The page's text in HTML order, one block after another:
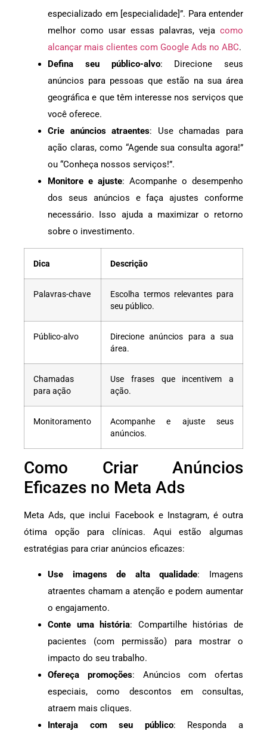
especializado em [especialidade]”. Para entender
melhor como usar essas palavras, veja como
alcançar mais clientes com Google Ads no ABC.
Defina seu público-alvo: Direcione seus
anúncios para pessoas que estão na sua área
geográfica e que têm interesse nos serviços que
você oferece.
Crie anúncios atraentes: Use chamadas para
ação claras, como “Agende sua consulta agora!”
ou “Conheça nossos serviços!”.
Monitore e ajuste: Acompanhe o desempenho
dos seus anúncios e faça ajustes conforme
necessário. Isso ajuda a maximizar o retorno
sobre o investimento.
Dica Descrição
Palavras-chave
Escolha termos relevantes para
seu público.
Público-alvo
Direcione anúncios para a sua
área.
Chamadas
para ação
Use frases que incentivem a
ação.
Monitoramento
Acompanhe e ajuste seus
anúncios.
Como Criar Anúncios
Eficazes no Meta Ads
Meta Ads, que inclui Facebook e Instagram, é outra
ótima opção para clínicas. Aqui estão algumas
estratégias para criar anúncios eficazes:
Use imagens de alta qualidade: Imagens
atraentes chamam a atenção e podem aumentar
o engajamento.
Conte uma história: Compartilhe histórias de
pacientes (com permissão) para mostrar o
impacto do seu trabalho.
Ofereça promoções: Anúncios com ofertas
especiais, como descontos em consultas,
atraem mais cliques.
Interaja com seu público: Responda a